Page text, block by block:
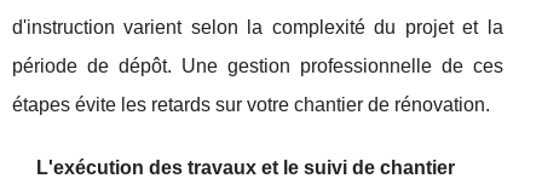
d'instruction varient selon la complexité du projet et la
période de dépôt. Une gestion professionnelle de ces
étapes évite les retards sur votre chantier de rénovation.
L'exécution des travaux et le suivi de chantier